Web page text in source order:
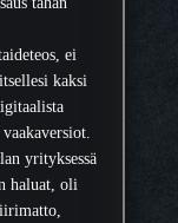
ei
kaksi
yrityksessä
haluat, oli